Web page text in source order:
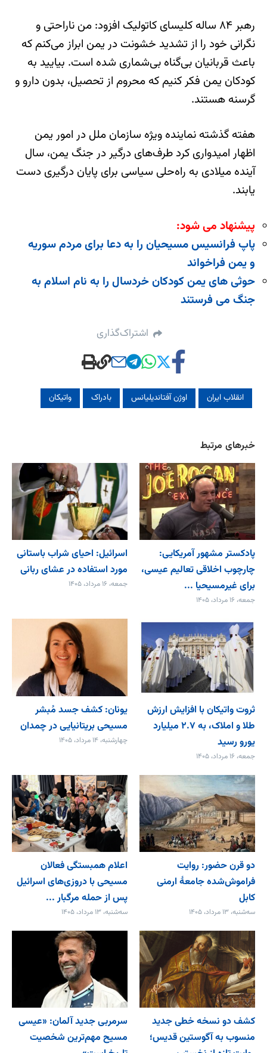
رهبر ۸۴ ساله کلیسای کاتولیک افزود: من ناراحتی و
نگرانی خود را از تشدید خشونت در یمن ابراز می‌کنم که
باعث قربانیان بی‌گناه بی‌شماری شده است. بیایید به
کودکان یمن فکر کنیم که محروم از تحصیل، بدون دارو و
گرسنه هستند.
هفته گذشته نماینده ویژه سازمان ملل در امور یمن
اظهار امیدواری کرد طرف‌های درگیر در جنگ یمن، سال
آینده میلادی به راه‌حلی سیاسی برای پایان درگیری دست
یابند.
پیشنهاد می شود:
پاپ فرانسیس مسیحیان را به دعا برای مردم سوریه
و یمن فراخواند
حوثی های یمن کودکان خردسال را به نام اسلام به
جنگ می فرستند
اشتراک‌گذاری
انقلاب ایران اوژن آفتاندیلیانس بادراک واتیکان
خبرهای مرتبط
پادکستر مشهور آمریکایی:
چارچوب اخلاقی تعالیم عیسی،
برای غیرمسیحیا ...
جمعه، ۱۶ مرداد، ۱۴۰۵
اسرائیل: احیای شراب باستانی
مورد استفاده در عشای ربانی
جمعه، ۱۶ مرداد، ۱۴۰۵
ثروت واتیکان با افزایش ارزش
طلا و املاک، به ۲.۷ میلیارد
یورو رسید
جمعه، ۱۶ مرداد، ۱۴۰۵
یونان: کشف جسد مُبشر
مسیحی بریتانیایی در چمدان
چهارشنبه، ۱۴ مرداد، ۱۴۰۵
دو قرن حضور: روایت
فراموش‌شده جامعۀ ارمنی
کابل
سه‌شنبه، ۱۳ مرداد، ۱۴۰۵
اعلام همبستگی فعالان
مسیحی با دروزی‌های اسرائیل
پس از حمله مرگبار ...
سه‌شنبه، ۱۳ مرداد، ۱۴۰۵
کشف دو نسخه خطی جدید
منسوب به آگوستین قدیس؛
سرمربی جدید آلمان: «عیسی
مسیح مهم‌ترین شخصیت